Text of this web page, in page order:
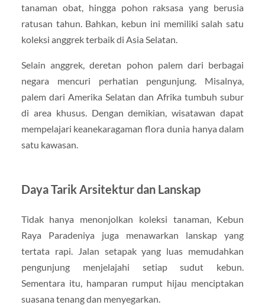
tanaman obat, hingga pohon raksasa yang berusia
ratusan tahun. Bahkan, kebun ini memiliki salah satu
koleksi anggrek terbaik di Asia Selatan.
Selain anggrek, deretan pohon palem dari berbagai
negara mencuri perhatian pengunjung. Misalnya,
palem dari Amerika Selatan dan Afrika tumbuh subur
di area khusus. Dengan demikian, wisatawan dapat
mempelajari keanekaragaman flora dunia hanya dalam
satu kawasan.
Daya Tarik Arsitektur dan Lanskap
Tidak hanya menonjolkan koleksi tanaman, Kebun
Raya Paradeniya juga menawarkan lanskap yang
tertata rapi. Jalan setapak yang luas memudahkan
pengunjung menjelajahi setiap sudut kebun.
Sementara itu, hamparan rumput hijau menciptakan
suasana tenang dan menyegarkan.